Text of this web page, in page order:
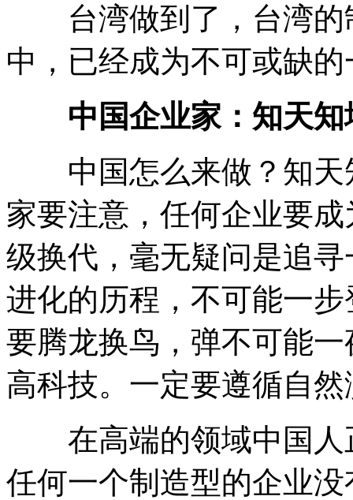
台湾做到了，台湾的
中，已经成为不可或缺
中国企业家：知天
中国怎么来做？知天
家要注意，任何企业要
级换代，毫无疑问是追
进化的历程，不可能一
要腾龙换鸟，弹不可能
高科技。一定要遵循自
在高端的领域中国人
任何一个制造型的企业